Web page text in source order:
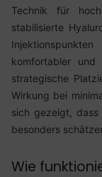
Technik für
stabilisierte
komfortabler
strategische
Wirkung bei
sich gezeigt, dass
besonders
Wie